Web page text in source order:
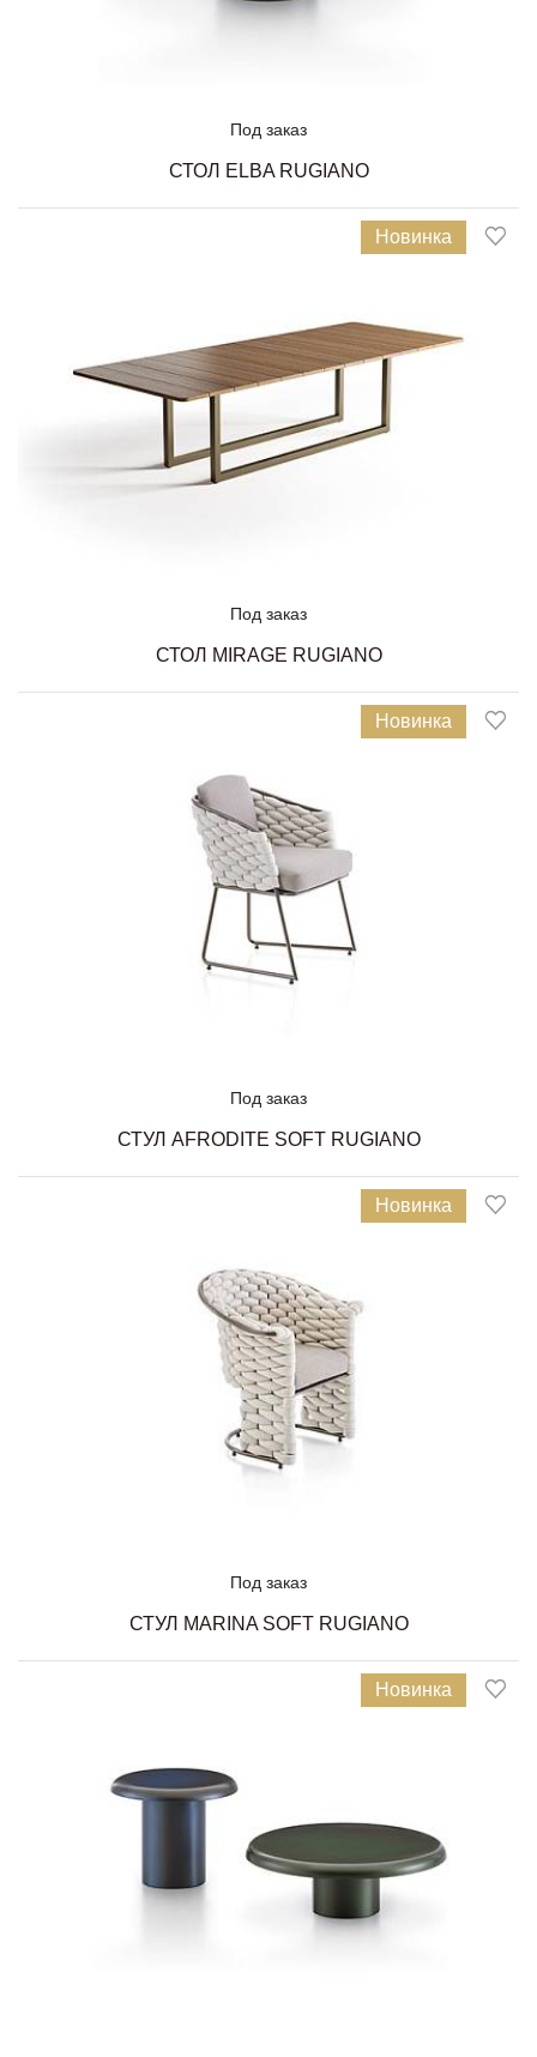
Под заказ
СТОЛ ELBA RUGIANO
Новинка
Под заказ
СТОЛ MIRAGE RUGIANO
Новинка
Под заказ
СТУЛ AFRODITE SOFT RUGIANO
Новинка
Под заказ
СТУЛ MARINA SOFT RUGIANO
Новинка